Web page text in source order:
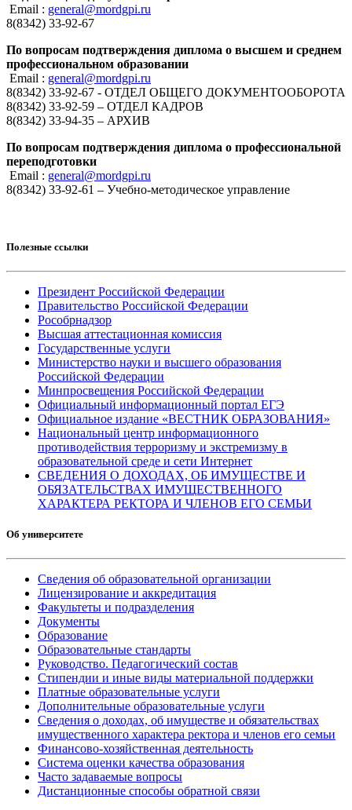
Email : general@mordgpi.ru
8(8342) 33-92-67
По вопросам подтверждения диплома о высшем и среднем
профессиональном образовании
Email : general@mordgpi.ru
8(8342) 33-92-67 - ОТДЕЛ ОБЩЕГО ДОКУМЕНТООБОРОТА
8(8342) 33-92-59 – ОТДЕЛ КАДРОВ
8(8342) 33-94-35 – АРХИВ
По вопросам подтверждения диплома о профессиональной
переподготовки
Email : general@mordgpi.ru
8(8342) 33-92-61 – Учебно-методическое управление
Полезные ссылки
Президент Российской Федерации
Правительство Российской Федерации
Рособрнадзор
Высшая аттестационная комиссия
Государственные услуги
Министерство науки и высшего образования
Российской Федерации
Минпросвещения Российской Федерации
Официальный информационный портал ЕГЭ
Официальное издание «ВЕСТНИК ОБРАЗОВАНИЯ»
Национальный центр информационного
противодействия терроризму и экстремизму в
образовательной среде и сети Интернет
СВЕДЕНИЯ О ДОХОДАХ, ОБ ИМУЩЕСТВЕ И
ОБЯЗАТЕЛЬСТВАХ ИМУЩЕСТВЕННОГО
ХАРАКТЕРА РЕКТОРА И ЧЛЕНОВ ЕГО СЕМЬИ
Об университете
Сведения об образовательной организации
Лицензирование и аккредитация
Факультеты и подразделения
Документы
Образование
Образовательные стандарты
Руководство. Педагогический состав
Стипендии и иные виды материальной поддержки
Платные образовательные услуги
Дополнительные образовательные услуги
Сведения о доходах, об имуществе и обязательствах
имущественного характера ректора и членов его семьи
Финансово-хозяйственная деятельность
Система оценки качества образования
Часто задаваемые вопросы
Дистанционные способы обратной связи